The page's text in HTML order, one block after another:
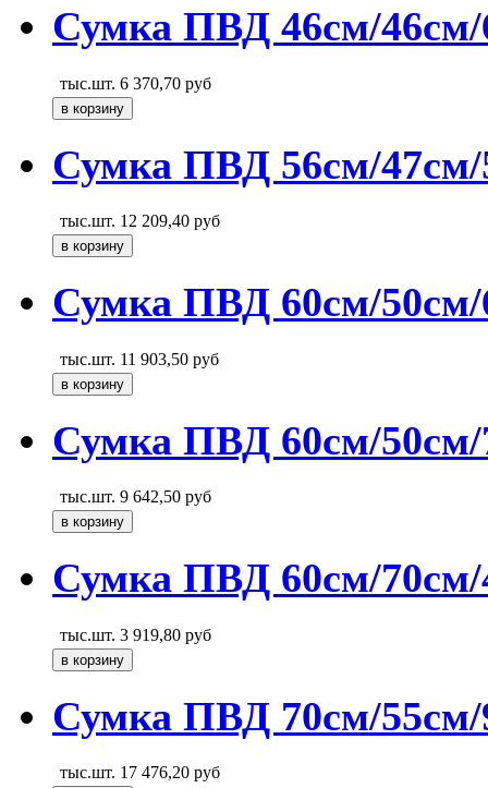
Сумка ПВД 46см/
тыс.шт. 6 370,70 руб
Сумка ПВД 56см/
тыс.шт. 12 209,40 руб
Сумка ПВД 60см/
тыс.шт. 11 903,50 руб
Сумка ПВД 60см/
тыс.шт. 9 642,50 руб
Сумка ПВД 60см/
тыс.шт. 3 919,80 руб
Сумка ПВД 70см/
тыс.шт. 17 476,20 руб